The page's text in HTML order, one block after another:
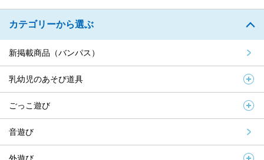
カテゴリーから選ぶ
新掲載商品（バンパス）
乳幼児のあそび道具
ごっこ遊び
音遊び